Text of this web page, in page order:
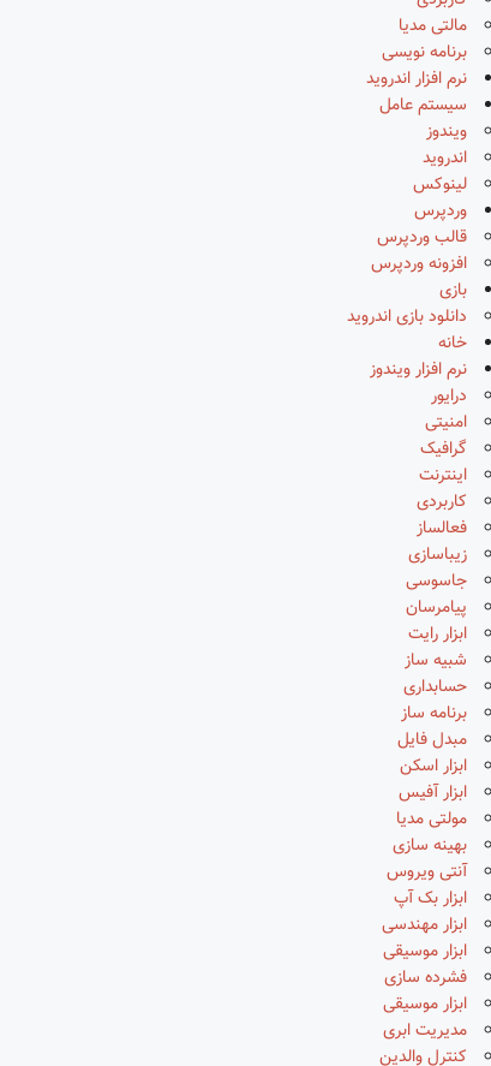
مالتی مدیا
برنامه نویسی
نرم افزار اندروید
سیستم عامل
ویندوز
اندروید
لینوکس
وردپرس
قالب وردپرس
افزونه وردپرس
بازی
دانلود بازی اندروید
خانه
نرم افزار ویندوز
درایور
امنیتی
گرافیک
اینترنت
کاربردی
فعالساز
زیباسازی
جاسوسی
پیامرسان
ابزار رایت
شبیه ساز
حسابداری
برنامه ساز
مبدل فایل
ابزار اسکن
ابزار آفیس
مولتی مدیا
بهینه سازی
آنتی ویروس
ابزار بک آپ
ابزار مهندسی
ابزار موسیقی
فشرده سازی
ابزار موسیقی
مدیریت ابری
کنترل والدین